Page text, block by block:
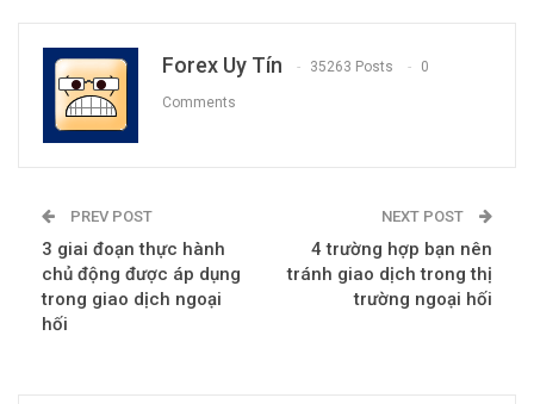
Forex Uy Tín 35263 Posts 0
Comments
PREV POST
3 giai đoạn thực hành
chủ động được áp dụng
trong giao dịch ngoại
hối
NEXT POST
4 trường hợp bạn nên
tránh giao dịch trong thị
trường ngoại hối